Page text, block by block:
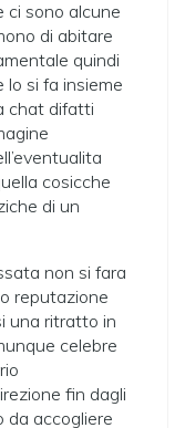
ci sono alcune
di abitare
quindi
lo si fa insieme
chat difatti
cosicche
di un
non si fara
reputazione
una ritratto in
celebre
fin dagli
da accogliere